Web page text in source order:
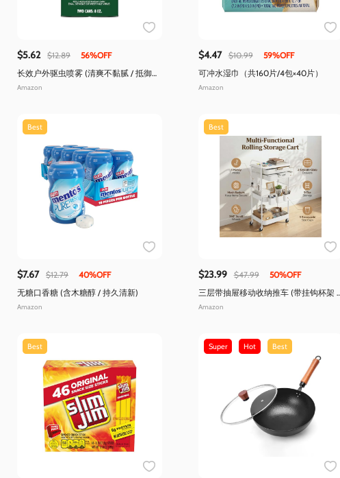
$5.62 $12.89
56%OFF
长效户外驱虫喷雾 (清爽不黏腻 / 抵御蚊
虫蜱虫)
Amazon
$4.47 $10.99
59%OFF
可冲水湿巾（共160片/4包×40片）
Amazon
Best
$7.67 $12.79
40%OFF
无糖口香糖 (含木糖醇 / 持久清新)
Amazon
Best
$23.99 $47.99
50%OFF
三层带抽屉移动收纳推车 (带挂钩杯架 /
多场景收纳)
Amazon
Best Super Hot Best